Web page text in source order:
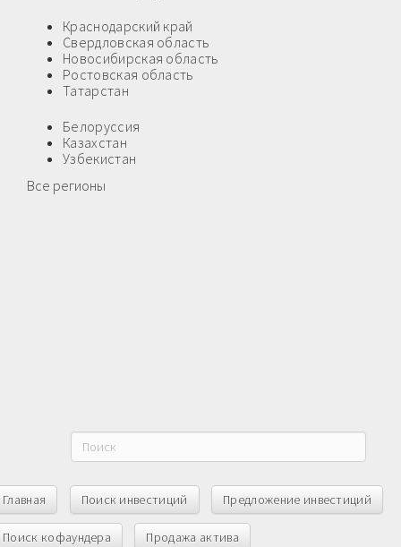
Краснодарский край
Свердловская область
Новосибирская область
Ростовская область
Татарстан
Белоруссия
Казахстан
Узбекистан
Все регионы
Главная Поиск инвестиций Предложение инвестиций
Поиск кофаундера Продажа актива